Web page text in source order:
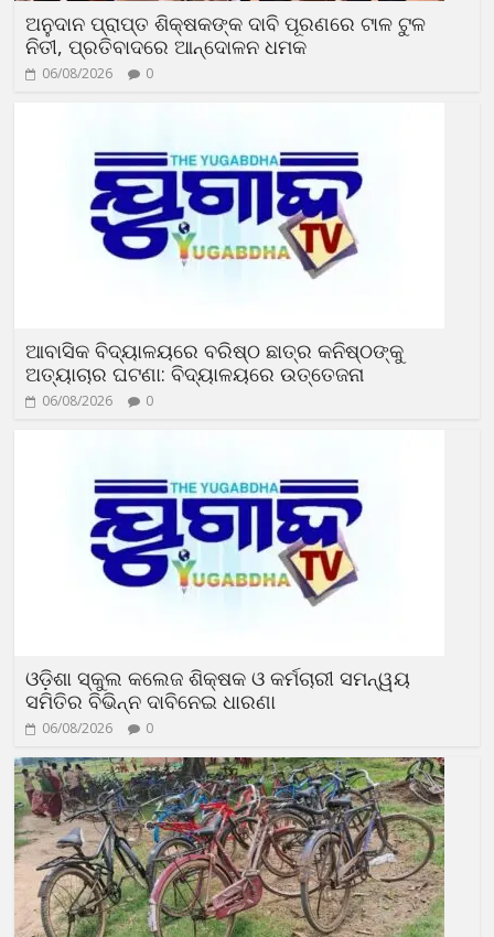
ଅନୁଦାନ ପ୍ରାପ୍ତ ଶିକ୍ଷକଙ୍କ ଦାବି ପୂରଣରେ ଟାଳ ଟୁଳ
ନିତୀ, ପ୍ରତିବାଦରେ ଆନ୍ଦୋଳନ ଧମକ
06/08/2026 0
ଆବାସିକ ବିଦ୍ୟାଳୟରେ ବରିଷ୍ଠ ଛାତ୍ର କନିଷ୍ଠଙ୍କୁ
ଅତ୍ୟାଚାର ଘଟଣା: ବିଦ୍ୟାଳୟରେ ଉତ୍ତେଜନା
06/08/2026 0
ଓଡ଼ିଶା ସ୍କୁଲ କଲେଜ ଶିକ୍ଷକ ଓ କର୍ମଚାରୀ ସମନ୍ୱୟ
ସମିତିର ବିଭିନ୍ନ ଦାବିନେଇ ଧାରଣା
06/08/2026 0